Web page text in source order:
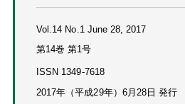
Vol.14 No.1 June 28, 2017
第14巻 第1号
ISSN 1349-7618
2017年（平成29年）6月28日 発行